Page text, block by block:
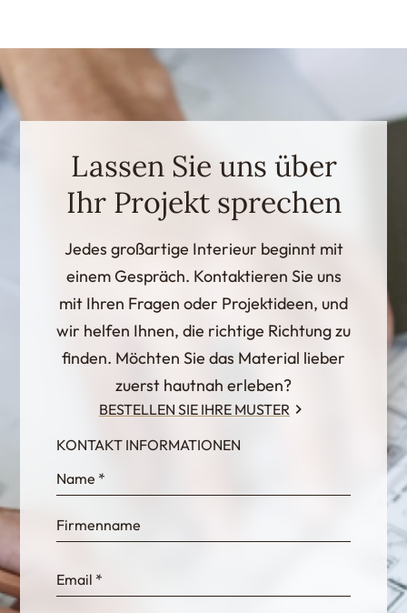
Lassen Sie uns über
Ihr Projekt sprechen
Jedes großartige Interieur beginnt mit
einem Gespräch. Kontaktieren Sie uns
mit Ihren Fragen oder Projektideen, und
wir helfen Ihnen, die richtige Richtung zu
finden. Möchten Sie das Material lieber
zuerst hautnah erleben?
BESTELLEN SIE IHRE MUSTER
InternalFormDataPassing
bn1q0rrvUn2bmwl
WEK7sP7DXp5OiEV
KONTAKT INFORMATIONEN